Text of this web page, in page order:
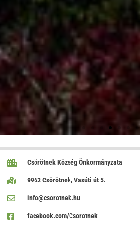
Csörötnek Község Önkormányzata
9962 Csörötnek, Vasúti út 5.
info@csorotnek.hu
facebook.com/Csorotnek